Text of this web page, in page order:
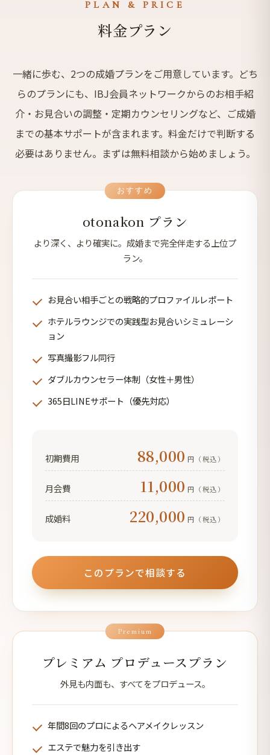
PLAN & PRICE
料金プラン
一緒に歩む、2つの成婚プランをご用意しています。どち
らのプランにも、IBJ会員ネットワークからのお相手紹
介・お見合いの調整・定期カウンセリングなど、ご成婚
までの基本サポートが含まれます。料金だけで判断する
必要はありません。まずは無料相談から始めましょう。
おすすめ
otonakon プラン
より深く、より確実に。成婚まで完全伴走する上位プ
ラン。
お見合い相手ごとの戦略的プロファイルレポート
ホテルラウンジでの実践型お見合いシミュレーシ
ョン
写真撮影フル同行
ダブルカウンセラー体制（女性＋男性）
365日LINEサポート（優先対応）
初期費用 88,000 円（税込）
月会費 11,000 円（税込）
成婚料 220,000 円（税込）
このプランで相談する
Premium
プレミアム プロデュースプラン
外見も内面も、すべてをプロデュース。
年間8回のプロによるヘアメイクレッスン
エステで魅力を引き出す